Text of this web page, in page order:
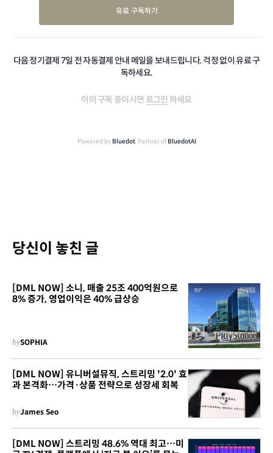
유료 구독하기
다음 정기결제 7일 전 자동결제 안내 메일을 보내드립니다. 걱정 없이 유료 구
독하세요.
이미 구독 중이시면 로그인 하세요
Powered by Bluedot, Partner of BluedotAI
당신이 놓친 글
[DML NOW] 소니, 매출 25조 400억원으로
8% 증가, 영업이익은 40% 급상승
bySOPHIA
[DML NOW] 유니버설뮤직, 스트리밍 '2.0' 효
과 본격화…가격·상품 전략으로 성장세 회복
byJames Seo
[DML NOW] 스트리밍 48.6% 역대 최고…미